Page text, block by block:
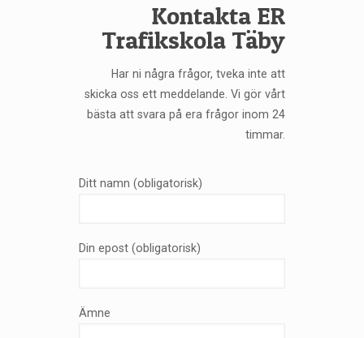
Kontakta ER
Trafikskola Täby
Har ni några frågor, tveka inte att
skicka oss ett meddelande. Vi gör vårt
bästa att svara på era frågor inom 24
timmar.
Ditt namn (obligatorisk)
Din epost (obligatorisk)
Ämne